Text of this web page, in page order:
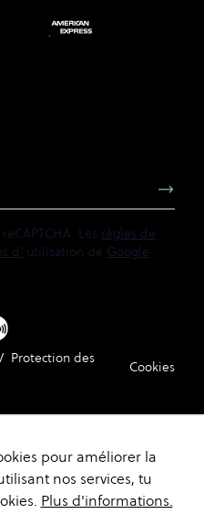
Les règles de
d' utilisation de Google
Protection des
Cookies
pour améliorer la
nos services, tu
Plus d'informations.